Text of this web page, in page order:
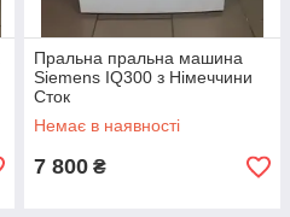
Пральна пральна машина
Siemens IQ300 з Німеччини
Сток
Немає в наявності
7 800 ₴